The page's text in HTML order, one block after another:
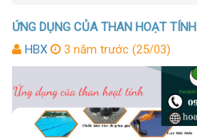
ỨNG DỤNG CỦA THAN HOẠT TÍNH
HBX
3 năm trước (25/03)